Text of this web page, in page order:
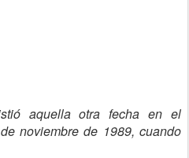
aquella otra fecha en el
noviembre de 1989, cuando